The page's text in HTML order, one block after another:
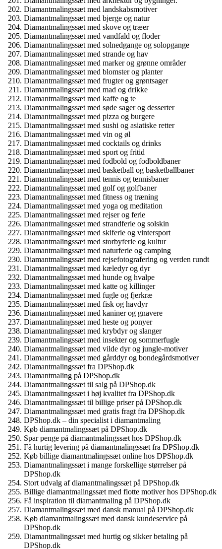
Diamantmalingssæt med landskabsmotiver
Diamantmalingssæt med bjerge og natur
Diamantmalingssæt med skove og træer
Diamantmalingssæt med vandfald og floder
Diamantmalingssæt med solnedgange og solopgange
Diamantmalingssæt med strande og hav
Diamantmalingssæt med marker og grønne områder
Diamantmalingssæt med blomster og planter
Diamantmalingssæt med frugter og grøntsager
Diamantmalingssæt med mad og drikke
Diamantmalingssæt med kaffe og te
Diamantmalingssæt med søde sager og desserter
Diamantmalingssæt med pizza og burgere
Diamantmalingssæt med sushi og asiatiske retter
Diamantmalingssæt med vin og øl
Diamantmalingssæt med cocktails og drinks
Diamantmalingssæt med sport og fritid
Diamantmalingssæt med fodbold og fodboldbaner
Diamantmalingssæt med basketball og basketballbaner
Diamantmalingssæt med tennis og tennisbaner
Diamantmalingssæt med golf og golfbaner
Diamantmalingssæt med fitness og træning
Diamantmalingssæt med yoga og meditation
Diamantmalingssæt med rejser og ferie
Diamantmalingssæt med strandferie og solskin
Diamantmalingssæt med skiferie og vintersport
Diamantmalingssæt med storbyferie og kultur
Diamantmalingssæt med naturferie og camping
Diamantmalingssæt med rejsefotografering og verden rundt
Diamantmalingssæt med kæledyr og dyr
Diamantmalingssæt med hunde og hvalpe
Diamantmalingssæt med katte og killinger
Diamantmalingssæt med fugle og fjerkræ
Diamantmalingssæt med fisk og havdyr
Diamantmalingssæt med kaniner og gnavere
Diamantmalingssæt med heste og ponyer
Diamantmalingssæt med krybdyr og slanger
Diamantmalingssæt med insekter og sommerfugle
Diamantmalingssæt med vilde dyr og jungle-motiver
Diamantmalingssæt med gårddyr og bondegårdsmotiver
Diamantmalingssæt fra DPShop.dk
Diamantmaling på DPShop.dk
Diamantmalingssæt til salg på DPShop.dk
Diamantmalingssæt i høj kvalitet fra DPShop.dk
Diamantmalingssæt til billige priser på DPShop.dk
Diamantmalingssæt med gratis fragt fra DPShop.dk
DPShop.dk – din specialist i diamantmaling
Køb diamantmalingssæt på DPShop.dk
Spar penge på diamantmalingssæt hos DPShop.dk
Få hurtig levering på diamantmalingssæt fra DPShop.dk
Køb billige diamantmalingssæt online hos DPShop.dk
Diamantmalingssæt i mange forskellige størrelser på
DPShop.dk
Stort udvalg af diamantmalingssæt på DPShop.dk
Billige diamantmalingssæt med flotte motiver hos DPShop.dk
Få inspiration til diamantmaling på DPShop.dk
Diamantmalingssæt med dansk manual på DPShop.dk
Køb diamantmalingssæt med dansk kundeservice på
DPShop.dk
Diamantmalingssæt med hurtig og sikker betaling på
DPShop.dk